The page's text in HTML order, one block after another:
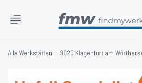
Alle Werkstätten 9020 Klagenfurt am